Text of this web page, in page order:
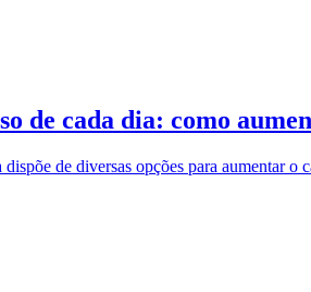
de cada dia: como
de diversas opções para aumentar